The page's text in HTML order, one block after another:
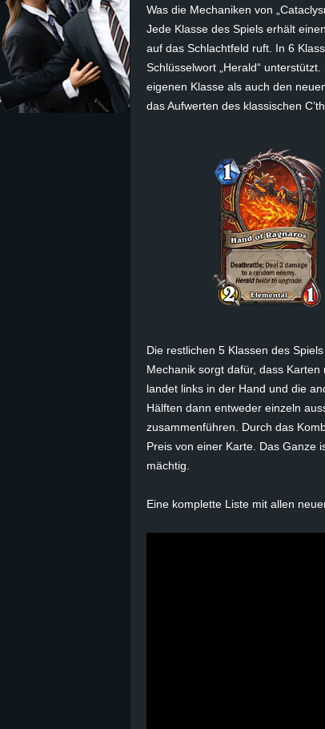
z
e
l
o
Was die Mechaniken von
Jede Klasse des Spiels erhält
auf das Schlachtfeld ruft. In 6
Schlüsselwort „Herald“
eigenen Klasse als auch den
das Aufwerten des klassischen
Die restlichen 5 Klassen des
Mechanik sorgt dafür, dass Karten
landet links in der Hand und die
Hälften dann entweder einzeln
zusammenführen. Durch das
Preis von einer Karte. Das Ganze
mächtig.
Eine komplette Liste mit allen